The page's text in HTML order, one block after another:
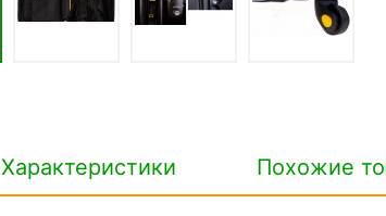
Характеристики Похожие